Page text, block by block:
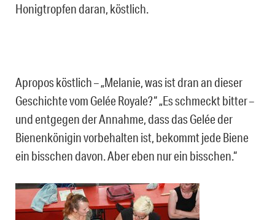
Honigtropfen daran, köstlich.
Apropos köstlich – „Melanie, was ist dran an dieser
Geschichte vom Gelée Royale?“ „Es schmeckt bitter –
und entgegen der Annahme, dass das Gelée der
Bienenkönigin vorbehalten ist, bekommt jede Biene
ein bisschen davon. Aber eben nur ein bisschen.“